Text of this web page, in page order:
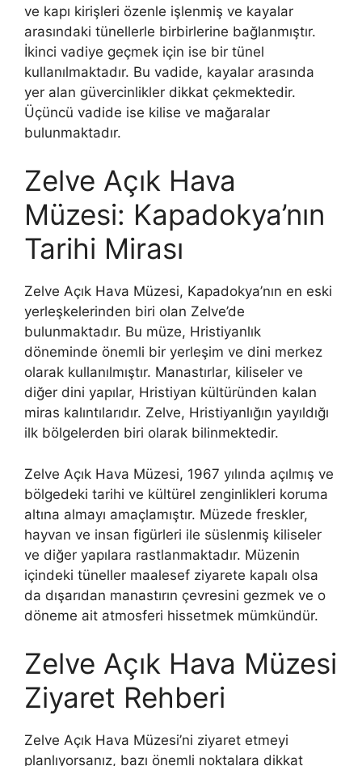
ve kapı kirişleri özenle işlenmiş ve kayalar
arasındaki tünellerle birbirlerine bağlanmıştır.
İkinci vadiye geçmek için ise bir tünel
kullanılmaktadır. Bu vadide, kayalar arasında
yer alan güvercinlikler dikkat çekmektedir.
Üçüncü vadide ise kilise ve mağaralar
bulunmaktadır.
Zelve Açık Hava
Müzesi: Kapadokya’nın
Tarihi Mirası
Zelve Açık Hava Müzesi, Kapadokya’nın en eski
yerleşkelerinden biri olan Zelve’de
bulunmaktadır. Bu müze, Hristiyanlık
döneminde önemli bir yerleşim ve dini merkez
olarak kullanılmıştır. Manastırlar, kiliseler ve
diğer dini yapılar, Hristiyan kültüründen kalan
miras kalıntılarıdır. Zelve, Hristiyanlığın yayıldığı
ilk bölgelerden biri olarak bilinmektedir.
Zelve Açık Hava Müzesi, 1967 yılında açılmış ve
bölgedeki tarihi ve kültürel zenginlikleri koruma
altına almayı amaçlamıştır. Müzede freskler,
hayvan ve insan figürleri ile süslenmiş kiliseler
ve diğer yapılara rastlanmaktadır. Müzenin
içindeki tüneller maalesef ziyarete kapalı olsa
da dışarıdan manastırın çevresini gezmek ve o
döneme ait atmosferi hissetmek mümkündür.
Zelve Açık Hava Müzesi
Ziyaret Rehberi
Zelve Açık Hava Müzesi’ni ziyaret etmeyi
planlıyorsanız, bazı önemli noktalara dikkat